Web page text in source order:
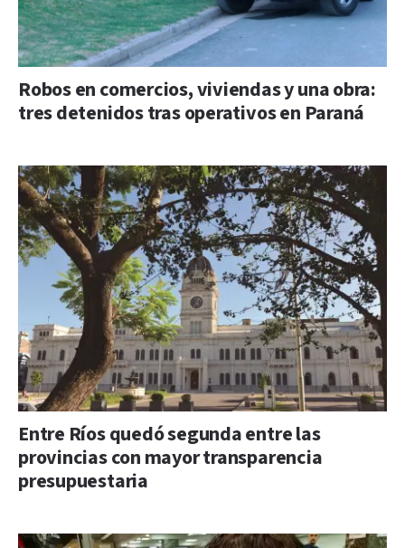
Robos en comercios, viviendas y una obra:
tres detenidos tras operativos en Paraná
Entre Ríos quedó segunda entre las
provincias con mayor transparencia
presupuestaria